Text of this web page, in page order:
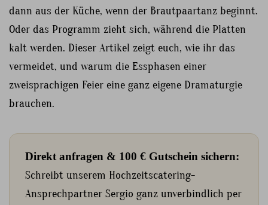
dann aus der Küche, wenn der Brautpaartanz beginnt.
Oder das Programm zieht sich, während die Platten
kalt werden. Dieser Artikel zeigt euch, wie ihr das
vermeidet, und warum die Essphasen einer
zweisprachigen Feier eine ganz eigene Dramaturgie
brauchen.
Direkt anfragen & 100 € Gutschein sichern:
Schreibt unserem Hochzeitscatering-
Ansprechpartner Sergio ganz unverbindlich per